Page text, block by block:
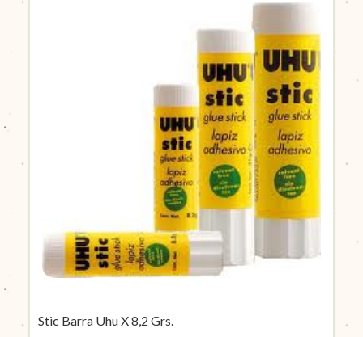
Stic Barra Uhu X 8,2 Grs.